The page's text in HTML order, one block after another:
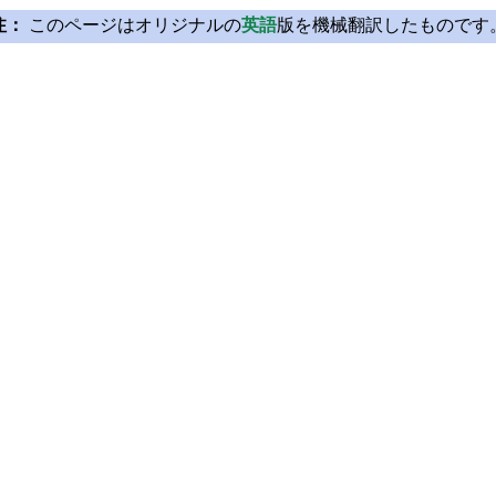
このページはオリジナルの英語版を機械翻訳したものです。